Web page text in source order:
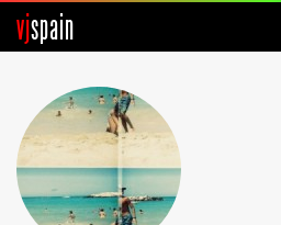
vjspain
Foros
Noticias